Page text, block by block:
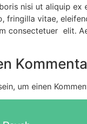
nisi ut aliquip
fringilla vitae,
consectetuer elit.
um einen